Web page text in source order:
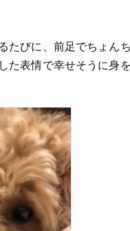
たびに、前足でちょ
た表情で幸せそうに身